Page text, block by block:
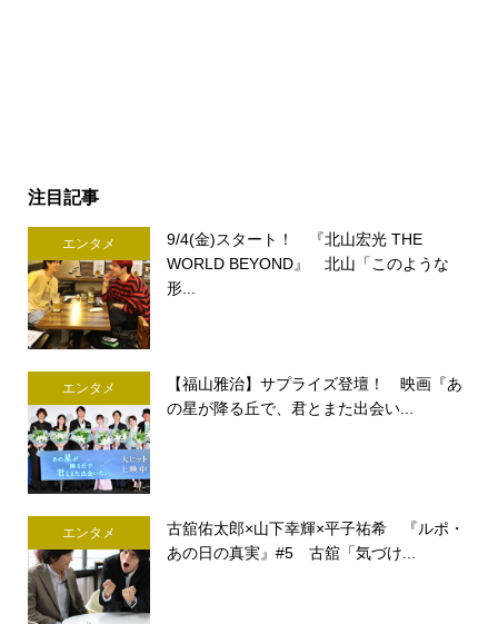
注目記事
エンタメ
9/4(金)スタート！ 『北山宏光 THE
WORLD BEYOND』 北山「このような
形...
エンタメ
【福山雅治】サプライズ登壇！ 映画『あ
の星が降る丘で、君とまた出会い...
エンタメ
古舘佑太郎×山下幸輝×平子祐希 『ルポ・
あの日の真実』#5 古舘「気づけ...